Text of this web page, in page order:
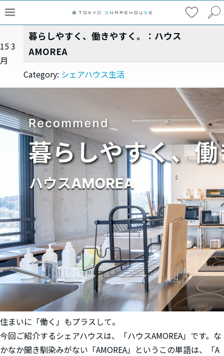
153
月
暮らしやすく、働きやすく。：ハウス
AMOREA
Category: シェアハウス生活
住まいに「働く」もプラスして。
今回ご紹介するシェアハウスは、「ハウスAMOREA」です。な
かなか聞き馴染みがない「AMOREA」というこの単語は、「A